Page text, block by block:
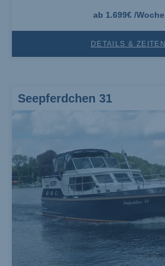
ab 1.699€ /Woche
DETAILS & ZEITEN
Seepferdchen 31